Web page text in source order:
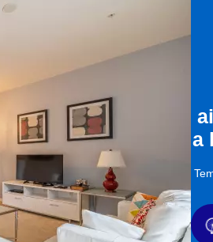
a